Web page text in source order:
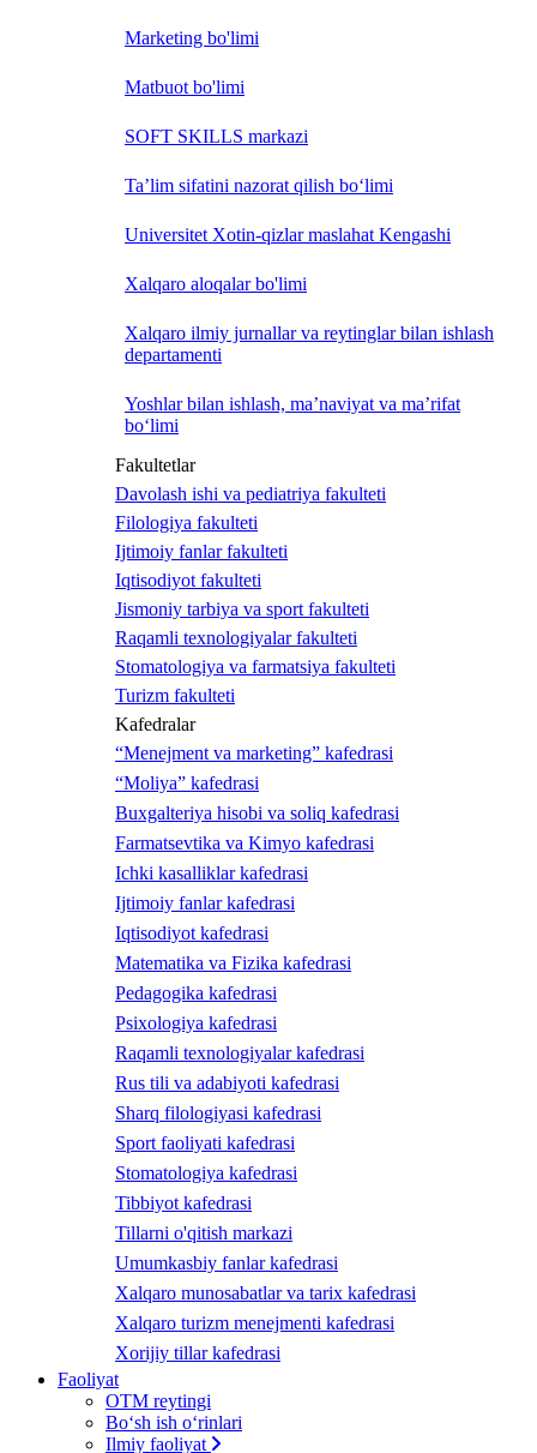
Marketing bo'limi
Matbuot bo'limi
SOFT SKILLS markazi
Ta’lim sifatini nazorat qilish bo‘limi
Universitet Xotin-qizlar maslahat Kengashi
Xalqaro aloqalar bo'limi
Xalqaro ilmiy jurnallar va reytinglar bilan ishlash
departamenti
Yoshlar bilan ishlash, ma’naviyat va ma’rifat
bo‘limi
Fakultetlar
Davolash ishi va pediatriya fakulteti
Filologiya fakulteti
Ijtimoiy fanlar fakulteti
Iqtisodiyot fakulteti
Jismoniy tarbiya va sport fakulteti
Raqamli texnologiyalar fakulteti
Stomatologiya va farmatsiya fakulteti
Turizm fakulteti
Kafedralar
“Menejment va marketing” kafedrasi
“Moliya” kafedrasi
Buxgalteriya hisobi va soliq kafedrasi
Farmatsevtika va Kimyo kafedrasi
Ichki kasalliklar kafedrasi
Ijtimoiy fanlar kafedrasi
Iqtisodiyot kafedrasi
Matematika va Fizika kafedrasi
Pedagogika kafedrasi
Psixologiya kafedrasi
Raqamli texnologiyalar kafedrasi
Rus tili va adabiyoti kafedrasi
Sharq filologiyasi kafedrasi
Sport faoliyati kafedrasi
Stomatologiya kafedrasi
Tibbiyot kafedrasi
Tillarni o'qitish markazi
Umumkasbiy fanlar kafedrasi
Xalqaro munosabatlar va tarix kafedrasi
Xalqaro turizm menejmenti kafedrasi
Xorijiy tillar kafedrasi
Faoliyat
OTM reytingi
Bo‘sh ish o‘rinlari
Ilmiy faoliyat